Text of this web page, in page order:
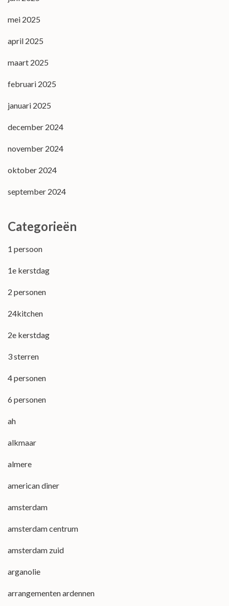
mei 2025
april 2025
maart 2025
februari 2025
januari 2025
december 2024
november 2024
oktober 2024
september 2024
Categorieën
1 persoon
1e kerstdag
2 personen
24kitchen
2e kerstdag
3 sterren
4 personen
6 personen
ah
alkmaar
almere
american diner
amsterdam
amsterdam centrum
amsterdam zuid
arganolie
arrangementen ardennen